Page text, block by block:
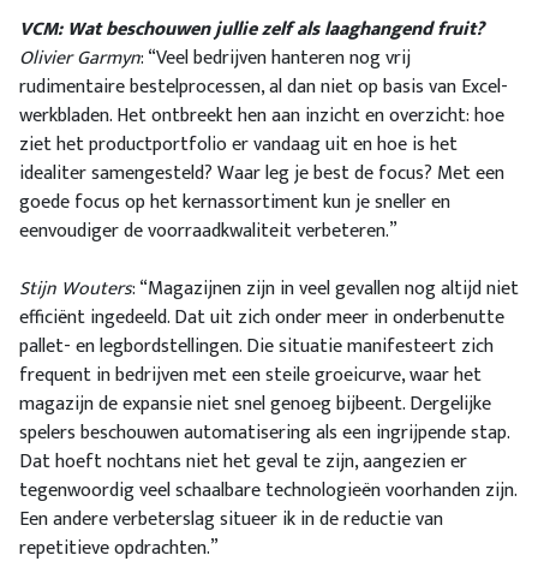
VCM: Wat beschouwen jullie zelf als laaghangend fruit?
Olivier Garmyn: “Veel bedrijven hanteren nog vrij
rudimentaire bestelprocessen, al dan niet op basis van Excel-
werkbladen. Het ontbreekt hen aan inzicht en overzicht: hoe
ziet het productportfolio er vandaag uit en hoe is het
idealiter samengesteld? Waar leg je best de focus? Met een
goede focus op het kernassortiment kun je sneller en
eenvoudiger de voorraadkwaliteit verbeteren.”
Stijn Wouters: “Magazijnen zijn in veel gevallen nog altijd niet
efficiënt ingedeeld. Dat uit zich onder meer in onderbenutte
pallet- en legbordstellingen. Die situatie manifesteert zich
frequent in bedrijven met een steile groeicurve, waar het
magazijn de expansie niet snel genoeg bijbeent. Dergelijke
spelers beschouwen automatisering als een ingrijpende stap.
Dat hoeft nochtans niet het geval te zijn, aangezien er
tegenwoordig veel schaalbare technologieën voorhanden zijn.
Een andere verbeterslag situeer ik in de reductie van
repetitieve opdrachten.”